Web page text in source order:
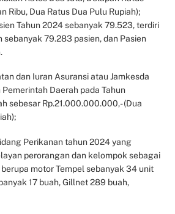
Ribu, Dua Ratus Dua Pulu Rupiah);
Tahun 2024 sebanyak 79.523, terdiri
sebanyak 79.283 pasien, dan Pasien
dan Iuran Asuransi atau Jamkesda
Daerah pada Tahun
sebesar Rp.21.000.000.000,- (Dua
Perikanan tahun 2024 yang
perorangan dan kelompok sebagai
motor Tempel sebanyak 34 unit
17 buah, Gillnet 289 buah,